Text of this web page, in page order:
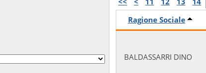
Ragione Sociale
BALDASSARRI DINO